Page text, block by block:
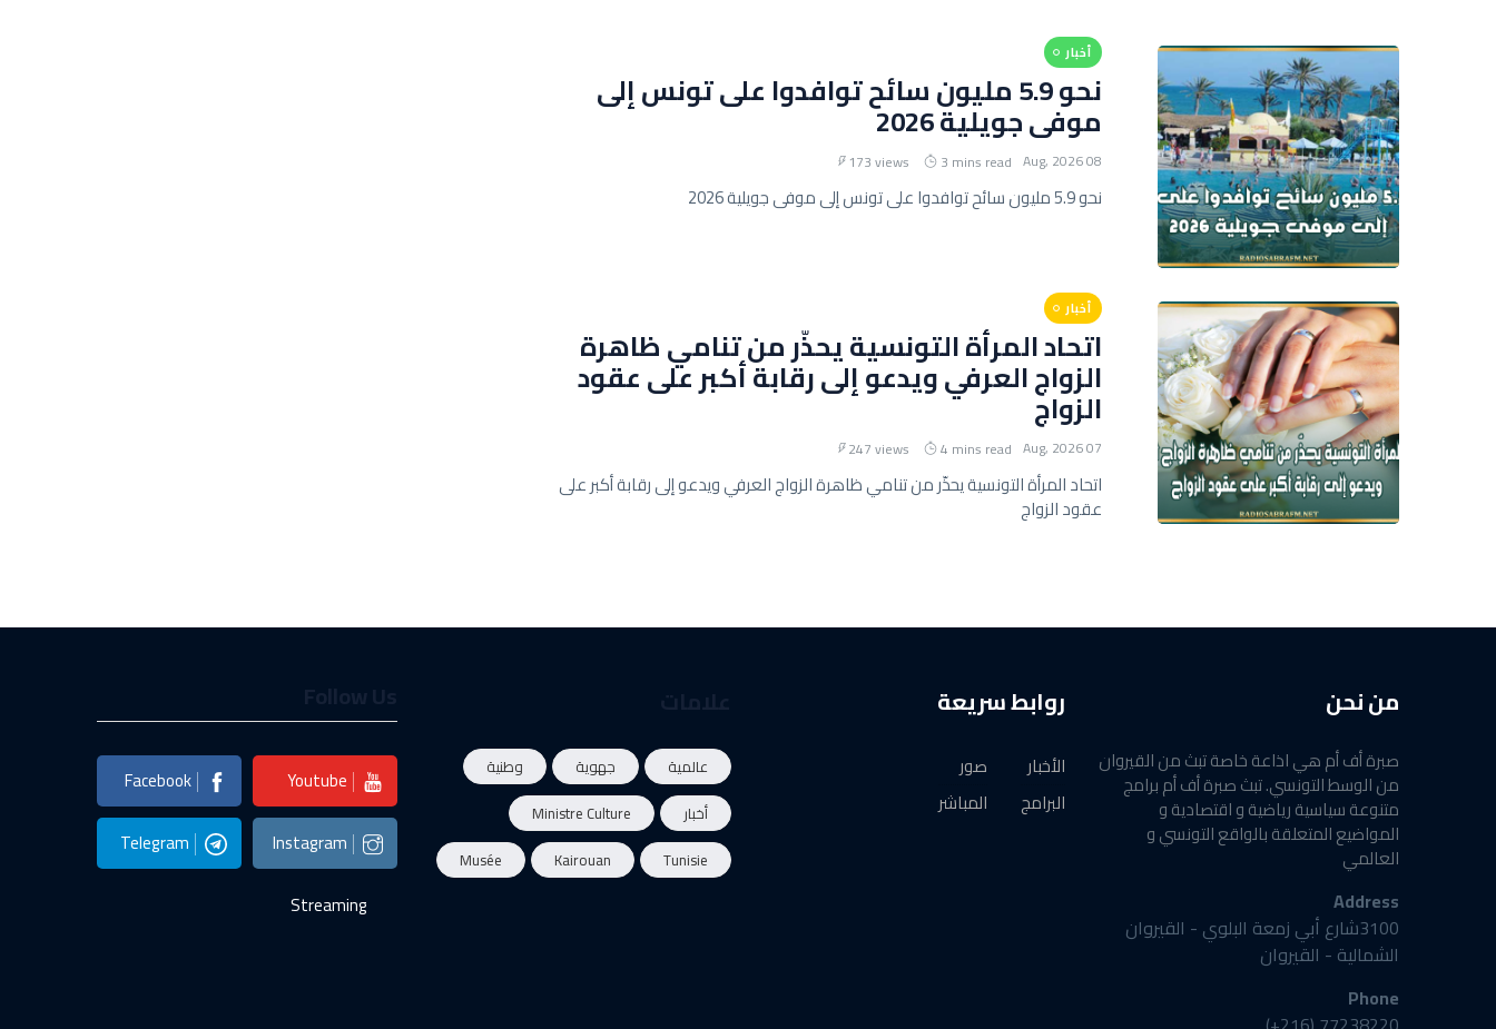
أخبار
نحو 5.9 مليون سائح توافدوا على تونس إلى
موفى جويلية 2026
08 Aug, 2026
3 mins read
173 views
نحو 5.9 مليون سائح توافدوا على تونس إلى موفى جويلية 2026
أخبار
اتحاد المرأة التونسية يحذّر من تنامي ظاهرة
الزواج العرفي ويدعو إلى رقابة أكبر على عقود
الزواج
07 Aug, 2026
4 mins read
247 views
اتحاد المرأة التونسية يحذّر من تنامي ظاهرة الزواج العرفي ويدعو إلى رقابة أكبر على
عقود الزواج
من نحن
صبرة أف أم هي اذاعة خاصة تبث من القيروان
من الوسط التونسي. تبث صبرة أف أم برامج
متنوعة سياسية رياضية و اقتصادية و
المواضيع المتعلقة بالواقع التونسي و
العالمي
Address
3100شارع أبي زمعة البلوي - القيروان
الشمالية - القيروان
Phone
روابط سريعة
الأخبار
البرامج
صور
المباشر
عالمية جهوية
وطنية
أخبار
Ministre Culture
Tunisie
Kairouan
Musée
Youtube
Facebook
Instagram
Telegram
Streaming